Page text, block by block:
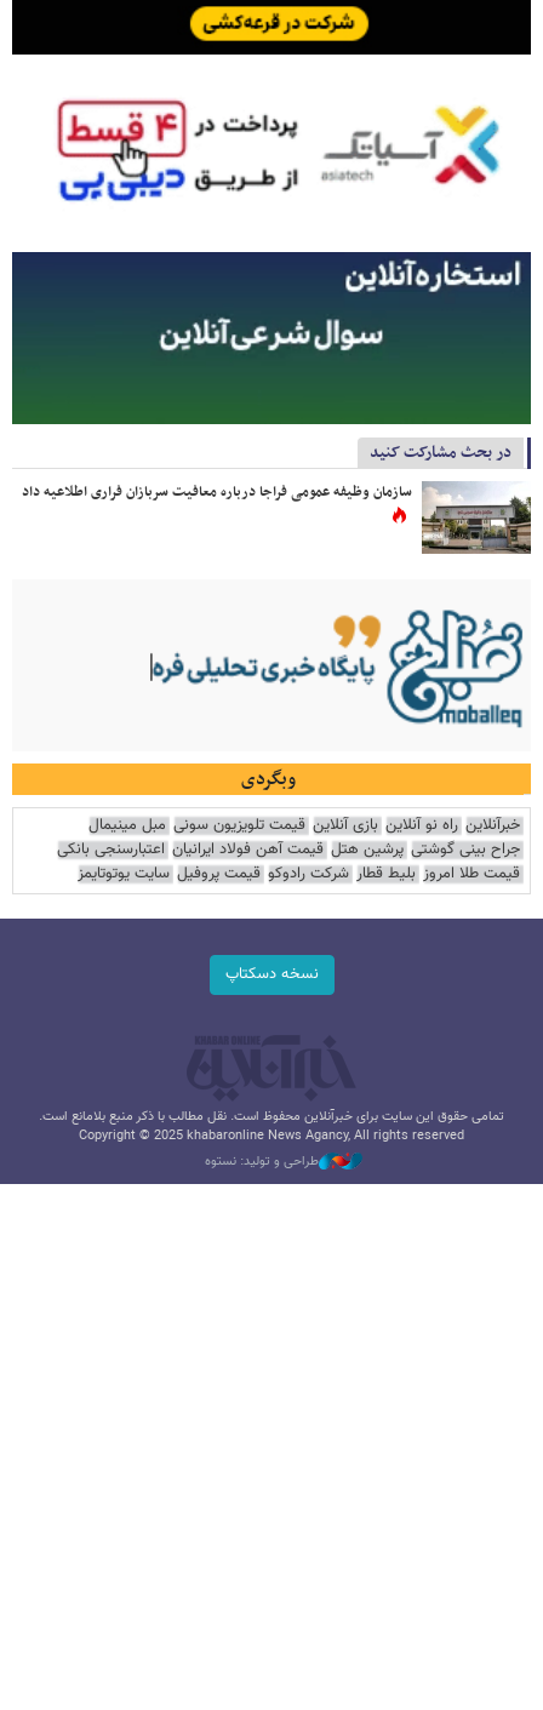
در بحث مشارکت کنید
سازمان وظیفه عمومی فراجا درباره معافیت سربازان فراری اطلاعیه داد
وبگردی
خبرآنلاین راه نو آنلاین بازی آنلاین قیمت تلویزیون سونی مبل مینیمال
جراح بینی گوشتی پرشین هتل قیمت آهن فولاد ایرانیان اعتبارسنجی بانکی
قیمت طلا امروز بلیط قطار شرکت رادوکو قیمت پروفیل سایت یوتوتایمز
نسخه دسکتاپ
تمامی حقوق این سایت برای خبرآنلاین محفوظ است. نقل مطالب با ذکر منبع بلامانع است.
Copyright © 2025 khabaronline News Agancy, All rights reserved
طراحی و تولید: نستوه